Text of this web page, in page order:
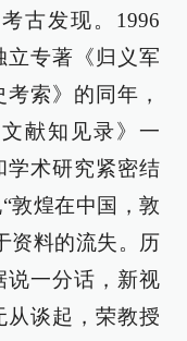
古发现。1996
立专著《归义军
索》的同年，
献知见录》一
学术研究紧密结
敦煌在中国，敦
资料的流失。历
说一分话，新视
从谈起，荣教授